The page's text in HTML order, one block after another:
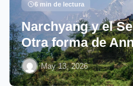
6 min de lectura
Narchyang y el
Otra forma de
·May 13, 2026